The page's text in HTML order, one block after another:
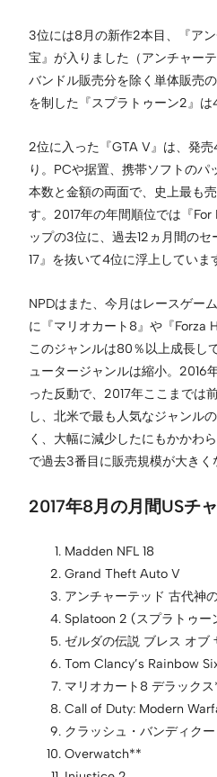
3位には8月の新作2本目、『ア
宝』が入りました（アンチャー
バンドル販売分を除く単体販売
を制した『スプラトゥーン2』は
2位に入った『GTA V』は、発売
り。PCや据置、携帯ソフトのパ
本数と金額の両面で、史上最も
す。2017年の年間順位では『For
ップの3位に、過去12ヵ月間の
17』を抜いて4位に浮上していま
NPDはまた、今月はレースゲー
に『マリオカート8』や『Forza
このジャンルは80％以上成長し
ュータージャンルは縮小。2016
った反動で、2017年ここまでは
し、北米で最も人気なジャンル
く、大幅に減少したにもかかわ
で過去3番目に販売規模が大きく
2017年8月の月間USチ
Madden NFL 18
Grand Theft Auto V
アンチャーテッド 古代神
Splatoon 2 (スプラトゥー
ゼルダの伝説 ブレス オブ
Tom Clancy’s Rainbow
マリオカート8 デラック
Call of Duty: Modern
クラッシュ・バンディク
Overwatch**